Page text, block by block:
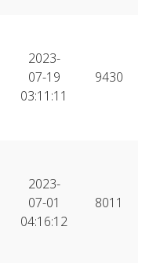
2023-
07-19
03:11:11
9430
2023-
07-01
04:16:12
8011